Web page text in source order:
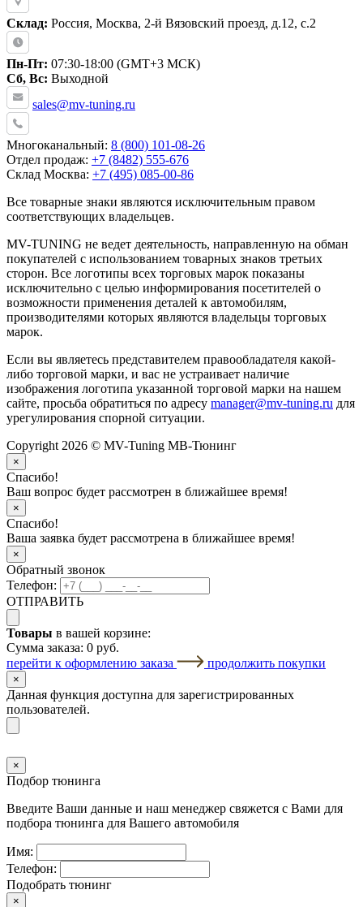
Склад: Россия, Москва, 2-й Вязовский проезд, д.12, с.2
Пн-Пт: 07:30-18:00 (GMT+3 МСК)
Сб, Вс: Выходной
sales@mv-tuning.ru
Многоканальный: 8 (800) 101-08-26
Отдел продаж: +7 (8482) 555-676
Склад Москва: +7 (495) 085-00-86
Все товарные знаки являются исключительным правом
соответствующих владельцев.
MV-TUNING не ведет деятельность, направленную на обман
покупателей с использованием товарных знаков третьих
сторон. Все логотипы всех торговых марок показаны
исключительно с целью информирования посетителей о
возможности применения деталей к автомобилям,
производителями которых являются владельцы торговых
марок.
Если вы являетесь представителем правообладателя какой-
либо торговой марки, и вас не устраивает наличие
изображения логотипа указанной торговой марки на нашем
сайте, просьба обратиться по адресу manager@mv-tuning.ru для
урегулирования спорной ситуации.
Copyright 2026 © MV-Tuning МВ-Тюнинг
×
Спасибо!
Ваш вопрос будет рассмотрен в ближайшее время!
×
Спасибо!
Ваша заявка будет рассмотрена в ближайшее время!
×
Обратный звонок
Телефон:
ОТПРАВИТЬ
Товары в вашей корзине:
Сумма заказа: 0 руб.
перейти к оформлению заказа
продолжить покупки
×
Данная функция доступна для зарегистрированных
пользователей.
×
Подбор тюнинга
Введите Ваши данные и наш менеджер свяжется с Вами для
подбора тюнинга для Вашего автомобиля
Имя:
Телефон:
Подобрать тюнинг
×